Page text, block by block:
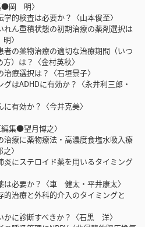
●岡 明〉
検査は必要か？〈山本俊至〉
重積状態の初期治療の薬剤選択は
〉
薬物治療の適切な治療期間（いつ
）は？〈金村英秋〉
選択は？〈石垣景子〉
ADHDに有効か？〈永井利三郎・
効か？〈今井克美〉
集●望月博之〉
に薬物療法・高濃度食塩水吸入療
〉
ステロイド薬を用いるタイミング
必要か？〈車 健太・平井康太〉
療と外科的介入のタイミングと
に診断すべきか？〈石黒 洋〉